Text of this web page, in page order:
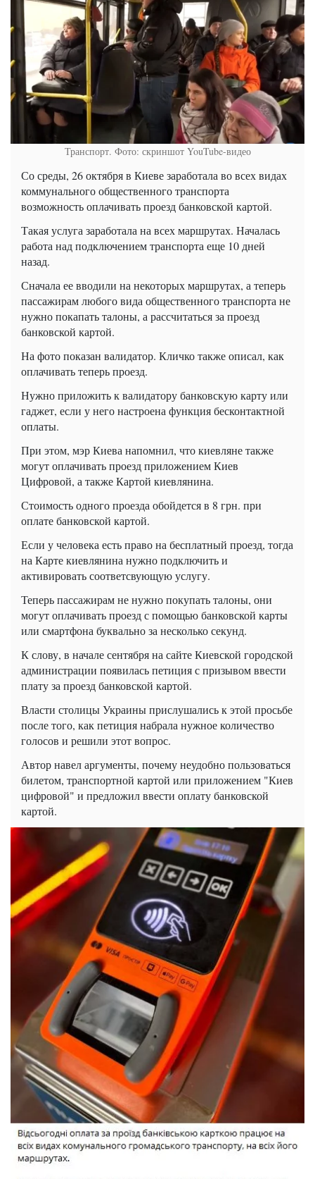
Транспорт. Фото: скриншот YouTube-видео
Со среды, 26 октября в Киеве заработала во всех видах
коммунального общественного транспорта
возможность оплачивать проезд банковской картой.
Такая услуга заработала на всех маршрутах. Началась
работа над подключением транспорта еще 10 дней
назад.
Сначала ее вводили на некоторых маршрутах, а теперь
пассажирам любого вида общественного транспорта не
нужно покапать талоны, а рассчитаться за проезд
банковской картой.
На фото показан валидатор. Кличко также описал, как
оплачивать теперь проезд.
Нужно приложить к валидатору банковскую карту или
гаджет, если у него настроена функция бесконтактной
оплаты.
При этом, мэр Киева напомнил, что киевляне также
могут оплачивать проезд приложением Киев
Цифровой, а также Картой киевлянина.
Стоимость одного проезда обойдется в 8 грн. при
оплате банковской картой.
Если у человека есть право на бесплатный проезд, тогда
на Карте киевлянина нужно подключить и
активировать соответсвующую услугу.
Теперь пассажирам не нужно покупать талоны, они
могут оплачивать проезд с помощью банковской карты
или смартфона буквально за несколько секунд.
К слову, в начале сентября на сайте Киевской городской
администрации появилась петиция с призывом ввести
плату за проезд банковской картой.
Власти столицы Украины прислушались к этой просьбе
после того, как петиция набрала нужное количество
голосов и решили этот вопрос.
Автор навел аргументы, почему неудобно пользоваться
билетом, транспортной картой или приложением "Киев
цифровой" и предложил ввести оплату банковской
картой.